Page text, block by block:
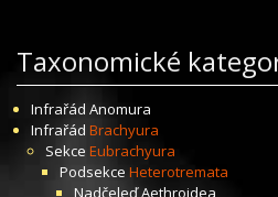
Taxonomické
Infrařád Anomura
Infrařád Brachyura
Sekce Eubrachyura
Podsekce Heterotremata
NadčeleďAethroidea